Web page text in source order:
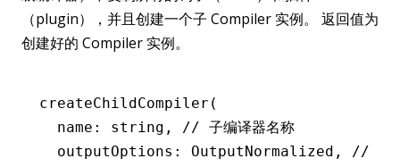
（plugin），并且创建一个子 Compiler 实例。 返回值为
创建好的 Compiler 实例。
createChildCompiler (
  name: string
,
// 子编译器名称
  outputOptions: OutputNormalized
,
// 子